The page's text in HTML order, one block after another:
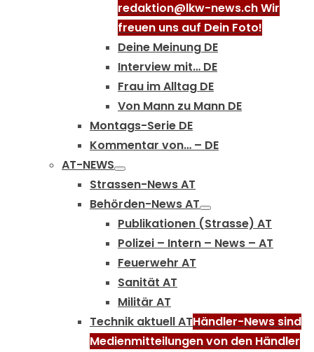
redaktion@lkw-news.ch Wir
freuen uns auf Dein Foto!
Deine Meinung DE
Interview mit… DE
Frau im Alltag DE
Von Mann zu Mann DE
Montags-Serie DE
Kommentar von… – DE
AT-NEWS
Strassen-News AT
Behörden-News AT
Publikationen (Strasse) AT
Polizei – Intern – News – AT
Feuerwehr AT
Sanität AT
Militär AT
Technik aktuell ATHändler-News sind
Medienmitteilungen von den Händler